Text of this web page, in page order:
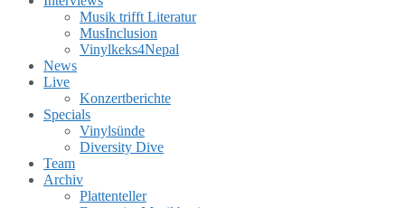
Musik trifft Literatur
MusInclusion
Vinylkeks4Nepal
News
Live
Konzertberichte
Specials
Vinylsünde
Diversity Dive
Team
Archiv
Plattenteller